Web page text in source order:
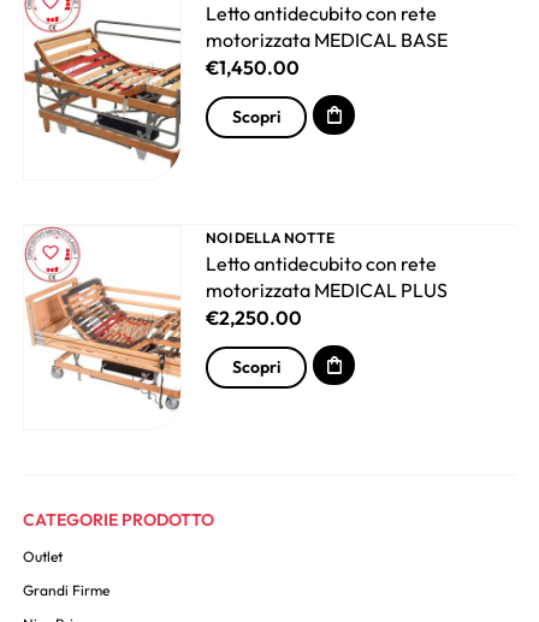
CATEGORIE PRODOTTO
Outlet
Grandi Firme
Letto antidecubito con rete
motorizzata MEDICAL BASE
€1,450.00
Scopri
NOI DELLA NOTTE
Letto antidecubito con rete
motorizzata MEDICAL PLUS
€2,250.00
Scopri